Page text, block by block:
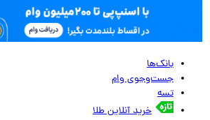
بانک‌ها
جست‌وجوی وام
تسه
خرید آنلاین طلا